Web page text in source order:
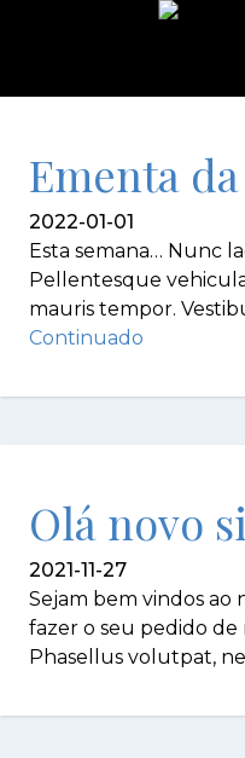
Ementa
2022-01-01
Esta semana… Nunc
Pellentesque
mauris tempor.
Continuado
Olá novo
2021-11-27
Sejam bem vindos ao
fazer o seu pedido de
Phasellus volutpat,